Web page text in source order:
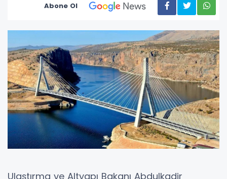
Abone Ol
Ulaştırma ve Altyapı Bakanı Abdulkadir